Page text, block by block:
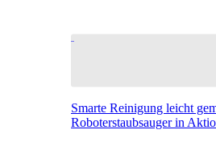
Smarte Reinigung leicht
Roboterstaubsauger in